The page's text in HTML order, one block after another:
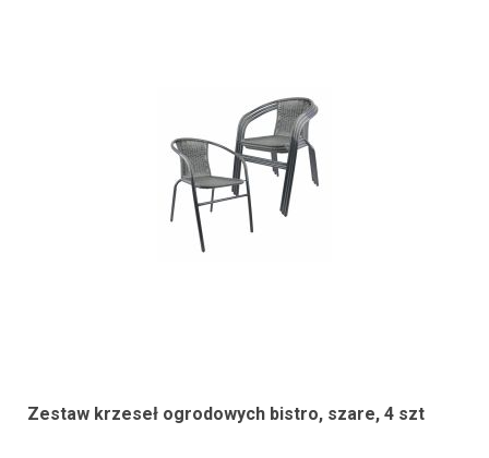
Zestaw krzeseł ogrodowych bistro, szare, 4 szt